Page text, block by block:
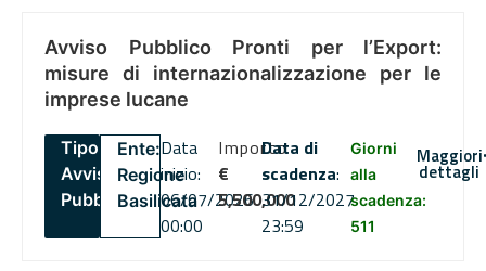
Avviso Pubblico Pronti per l’Export:
misure di internazionalizzazione per le
imprese lucane
Tipo:
Avviso
Pubblico
Ente:
Regione
Basilicata
Data
inizio:
06/07/2026
00:00
Importo
€
5,500,000
Data di
scadenza:
31/12/2027
23:59
Giorni
alla
scadenza:
511
Maggiori
dettagli